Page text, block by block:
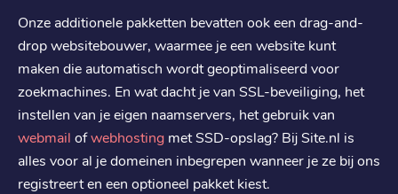
Verhuizen: € 19,29
Verlengen: € 26,39
.shop
€ 24,79
Verhuizen € 24,79
Verlengen: € 37,29
Onze additionele pakketten bevatten ook een drag-and-
drop websitebouwer, waarmee je een website kunt
maken die automatisch wordt geoptimaliseerd voor
zoekmachines. En wat dacht je van SSL-beveiliging, het
instellen van je eigen naamservers, het gebruik van
webmail ofwebhosting met SSD-opslag? Bij Site.nl is
alles voor al je domeinen inbegrepen wanneer je ze bij ons
registreert en een optioneel pakket kiest.